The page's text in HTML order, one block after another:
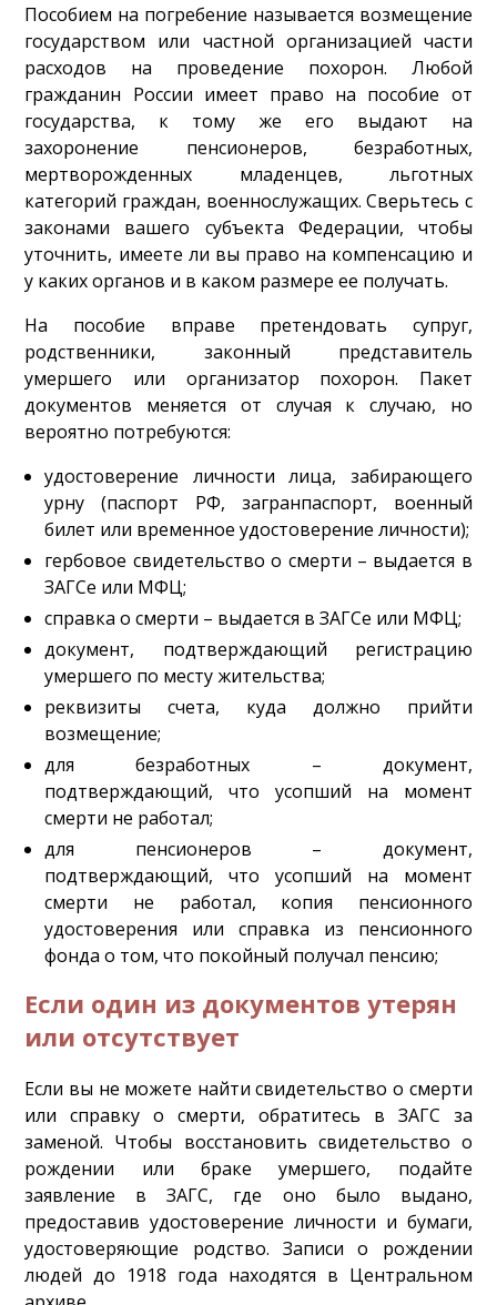
Пособием на погребение называется возмещение
государством или частной организацией части
расходов на проведение похорон. Любой
гражданин России имеет право на пособие от
государства, к тому же его выдают на
захоронение пенсионеров, безработных,
мертворожденных младенцев, льготных
категорий граждан, военнослужащих. Сверьтесь с
законами вашего субъекта Федерации, чтобы
уточнить, имеете ли вы право на компенсацию и
у каких органов и в каком размере ее получать.
На пособие вправе претендовать супруг,
родственники, законный представитель
умершего или организатор похорон. Пакет
документов меняется от случая к случаю, но
вероятно потребуются:
удостоверение личности лица, забирающего
урну (паспорт РФ, загранпаспорт, военный
билет или временное удостоверение личности);
гербовое свидетельство о смерти – выдается в
ЗАГСе или МФЦ;
справка о смерти – выдается в ЗАГСе или МФЦ;
документ, подтверждающий регистрацию
умершего по месту жительства;
реквизиты счета, куда должно прийти
возмещение;
для безработных – документ,
подтверждающий, что усопший на момент
смерти не работал;
для пенсионеров – документ,
подтверждающий, что усопший на момент
смерти не работал, копия пенсионного
удостоверения или справка из пенсионного
фонда о том, что покойный получал пенсию;
Если один из документов утерян
или отсутствует
Если вы не можете найти свидетельство о смерти
или справку о смерти, обратитесь в ЗАГС за
заменой. Чтобы восстановить свидетельство о
рождении или браке умершего, подайте
заявление в ЗАГС, где оно было выдано,
предоставив удостоверение личности и бумаги,
удостоверяющие родство. Записи о рождении
людей до 1918 года находятся в Центральном